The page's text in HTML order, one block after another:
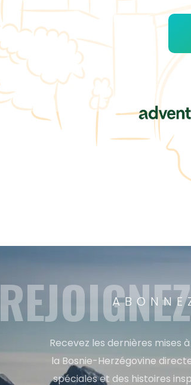
Recevez les dernières mises
la Bosnie-Herzégovine
spéciales et des histoires